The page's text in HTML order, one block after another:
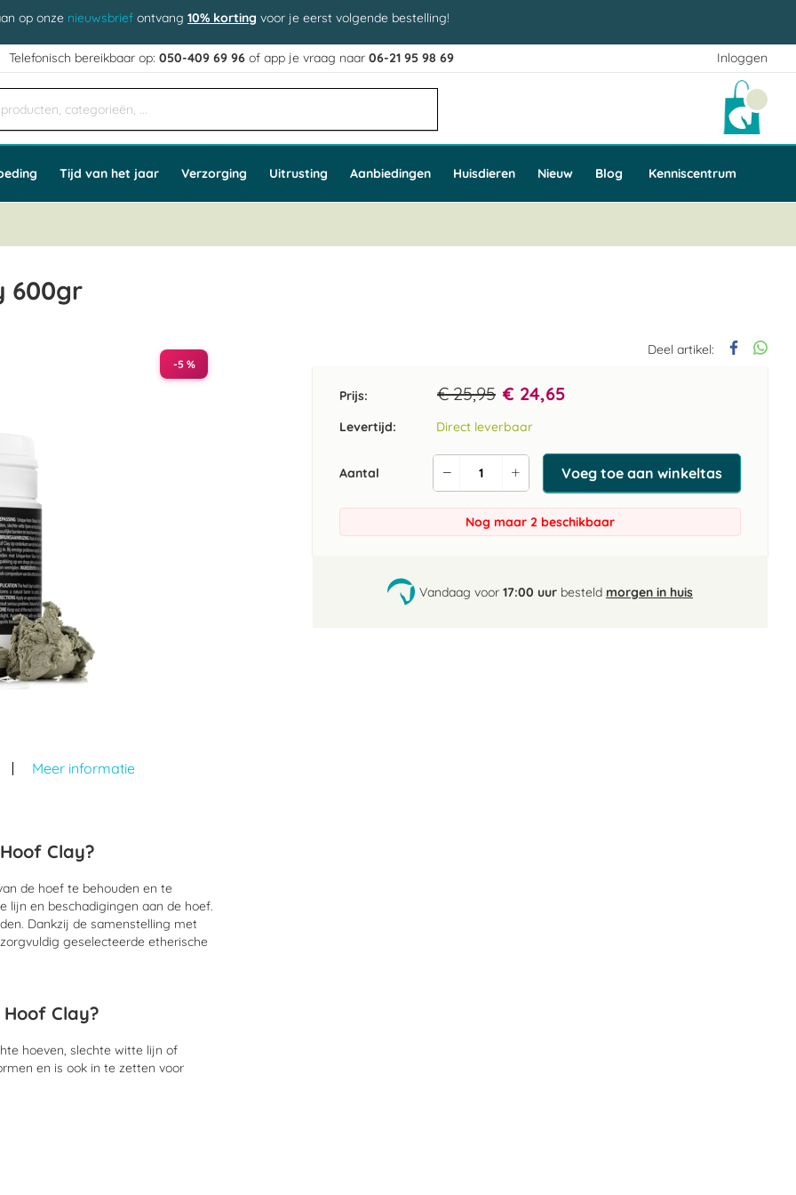
op onze nieuwsbrief ontvang 10% korting voor je eerst volgende bestelling!
Inloggen
Telefonisch bereikbaar op:050-409 69 96 of app je vraag naar06-21 95 98 69
Tijd van het jaar Verzorging Uitrusting Aanbiedingen Huisdieren Nieuw Blog Kenniscentrum
600gr
Deel artikel:
Prijs: € 25,95 € 24,65
Levertijd: Direct leverbaar
Aantal
Verhoog
de
aantal
Verlaag
de
aantal
Voeg toe aan winkeltas
Nog maar 2 beschikbaar
Vandaag voor 17:00 uur besteld morgen in huis
-5 %
Meer informatie
Clay?
de hoef te behouden en te
lijn en beschadigingen aan de hoef.
Dankzij de samenstelling met
geselecteerde etherische
Clay?
hoeven, slechte witte lijn of
en is ook in te zetten voor
gebruiken?
horn Natural Hoof Clay op